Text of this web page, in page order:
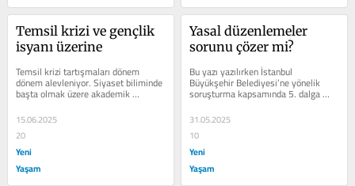
Temsil krizi ve gençlik
isyanı üzerine
Temsil krizi tartışmaları dönem
dönem alevleniyor. Siyaset biliminde
başta olmak üzere akademik
literatürde üzerine epey kafa yorulan
bir...
15.06.2025
20
Yeni
Yaşam
Yasal düzenlemeler
sorunu çözer mi?
Bu yazı yazılırken İstanbul
Büyükşehir Belediyesi’ne yönelik
soruşturma kapsamında 5. dalga
operasyona henüz yeni uyanmıştık.
Böylece...
31.05.2025
10
Yeni
Yaşam